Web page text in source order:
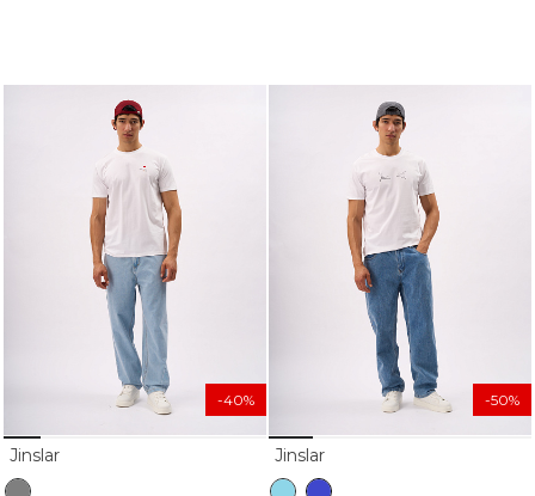
Jinslar
-40%
Jinslar
-50%